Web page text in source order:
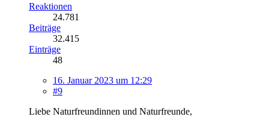
Reaktionen
24.781
Beiträge
32.415
Einträge
48
16. Januar 2023 um 12:29
#9
Liebe Naturfreundinnen und Naturfreunde,